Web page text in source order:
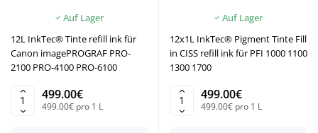
Auf Lager
12L InkTec® Tinte refill ink für
Canon imagePROGRAF PRO-
2100 PRO-4100 PRO-6100
499.00€
499.00€ pro 1 L
Auf Lager
12x1L InkTec® Pigment Tinte Fill
in CISS refill ink für PFI 1000 1100
1300 1700
499.00€
499.00€ pro 1 L